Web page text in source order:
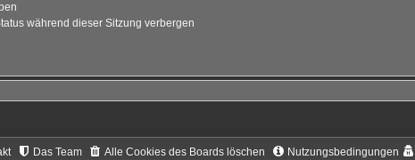
während dieser Sitzung verbergen
Nutzungsbedingungen
Alle Cookies des Boards löschen
Das Team